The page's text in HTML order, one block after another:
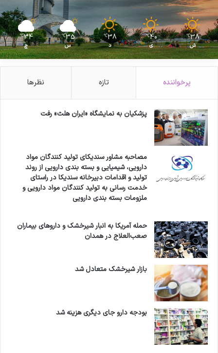
38
℃
ش
40
℃
ی
38
℃
د
35
℃
س
34
℃
چ
پرخواننده تازه نظرها
پزشکیان به نمایشگاه «ایران هلث» رفت
مصاحبه مشاور سندیکای تولید کنندگان مواد
دارویی، شیمیایی و بسته بندی دارویی از روند
تولید و اقدامات دبیرخانه سندیکا در راستای
خدمت رسانی به تولید کنندگان مواد دارویی و
ملزومات بسته بندی دارویی
حمله آمریکا به انبار شیرخشک و داروهای بیماران
صعب‌العلاج در همدان
بازار شیرخشک متعادل شد
بودجه دارو جای دیگری هزینه شد